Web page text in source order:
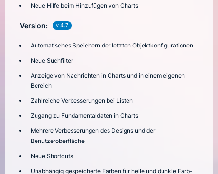
Neue Hilfe beim Hinzufügen von Charts
Version: v 4.7
Automatisches Speichern der letzten Objektkonfigurationen
Neue Suchfilter
Anzeige von Nachrichten in Charts und in einem eigenen
Bereich
Zahlreiche Verbesserungen bei Listen
Zugang zu Fundamentaldaten in Charts
Mehrere Verbesserungen des Designs und der
Benutzeroberfläche
Neue Shortcuts
Unabhängig gespeicherte Farben für helle und dunkle Farb-